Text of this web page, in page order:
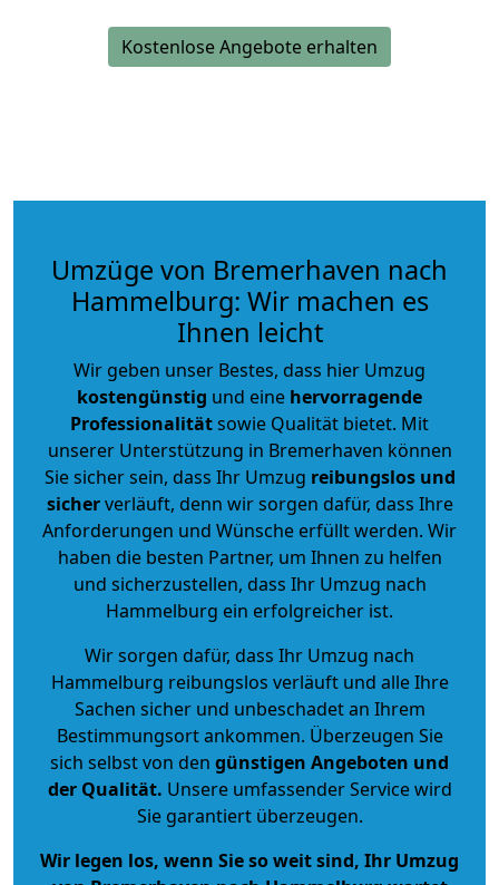
Kostenlose Angebote erhalten
Umzüge von Bremerhaven nach
Hammelburg: Wir machen es
Ihnen leicht
Wir geben unser Bestes, dass hier Umzug
kostengünstig und eine hervorragende
Professionalitätsowie Qualität bietet. Mit
unserer Unterstützung in Bremerhaven können
Sie sicher sein, dass Ihr Umzug reibungslos und
sicherverläuft, denn wir sorgen dafür, dass Ihre
Anforderungen und Wünsche erfüllt werden. Wir
haben die besten Partner, um Ihnen zu helfen
und sicherzustellen, dass Ihr Umzug nach
Hammelburg ein erfolgreicher ist.
Wir sorgen dafür, dass Ihr Umzug nach
Hammelburg reibungslos verläuft und alle Ihre
Sachen sicher und unbeschadet an Ihrem
Bestimmungsort ankommen. Überzeugen Sie
sich selbst von den günstigen Angeboten und
der Qualität. Unsere umfassender Service wird
Sie garantiert überzeugen.
Wir legen los, wenn Sie so weit sind, Ihr Umzug